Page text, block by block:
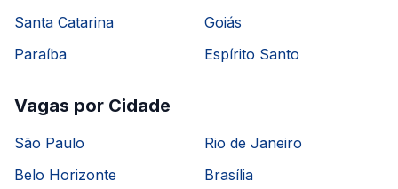
Santa Catarina
Goiás
Paraíba
Espírito Santo
Vagas por Cidade
São Paulo
Rio de Janeiro
Belo Horizonte
Brasília